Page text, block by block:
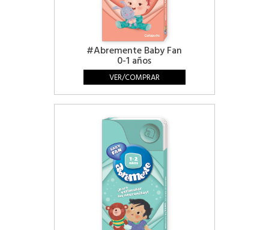
#Abremente Baby Fan
0-1 años
VER/COMPRAR